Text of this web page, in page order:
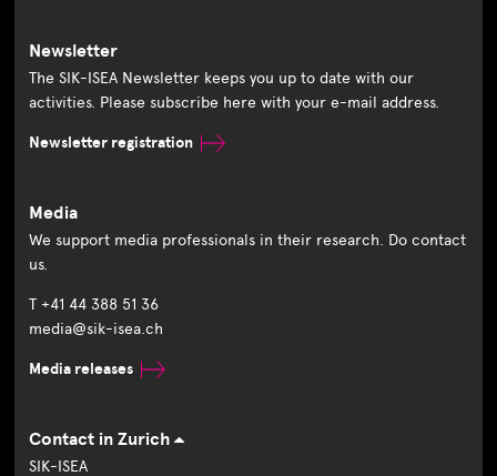
Newsletter
The SIK-ISEA Newsletter keeps you up to date with our
activities. Please subscribe here with your e-mail address.
Newsletter registration
Media
We support media professionals in their research. Do contact
us.
T +41 44 388 51 36
media@sik-isea.ch
Media releases
Contact in Zurich
SIK-ISEA